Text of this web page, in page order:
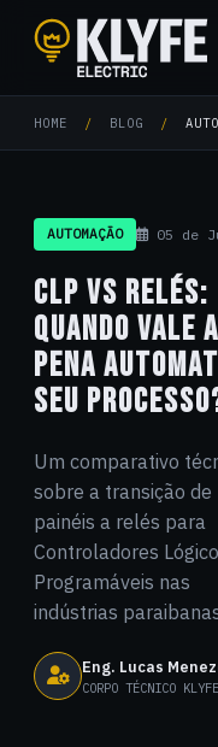
Klyfe Electric
HOME / BLOG /
AUTOMAÇÃO 05 de
CLP VS RELÉS:
QUANDO VALE A
PENA
SEU
Um comparativo
sobre a transição de
painéis a relés para
Controladores
Programáveis nas
indústrias
Eng. Lucas
CORPO TÉCNICO KLYFE